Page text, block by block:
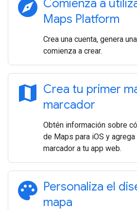
explore Comienza a
Maps Platform
Crea una cuenta, genera
comienza a crear.
map Crea tu primer
marcador
Obtén información sobre
de Maps para iOS y agrega
marcador a tu app web.
palette Personaliza el
mapa